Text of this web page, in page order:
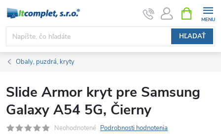
Prejsť
obsah
HĽADAŤ
KOŠÍK
Obaly, puzdrá, kryty
Slide Armor kryt pre Samsung
Galaxy A54 5G, Čierny
Neohodnotené Podrobnosti hodnotenia